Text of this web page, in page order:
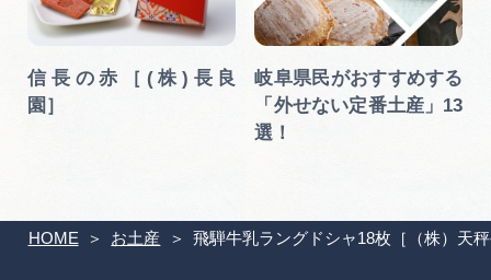
HOME お土産 飛騨牛乳ラングドシャ18枚［（株）天
信長の赤［(株)長良
園］
岐阜県民がおすすめする
「外せない定番土産」13
選！